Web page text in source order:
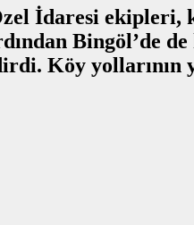
İdaresi ekipleri,
Bingöl’de
Köy yollarının